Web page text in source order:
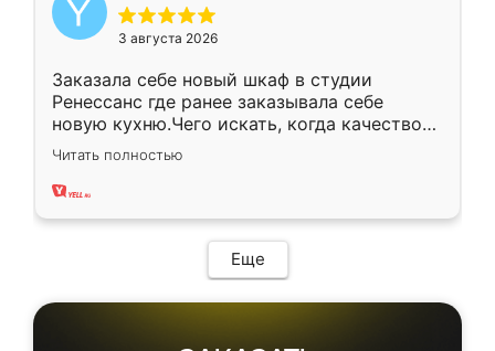
3 августа 2026
Заказала себе новый шкаф в студии
Ренессанс где ранее заказывала себе
новую кухню.Чего искать, когда качеством
вполне довольна. Служит кухня уже почти
два года, нареканий нет.
Читать полностью
Еще